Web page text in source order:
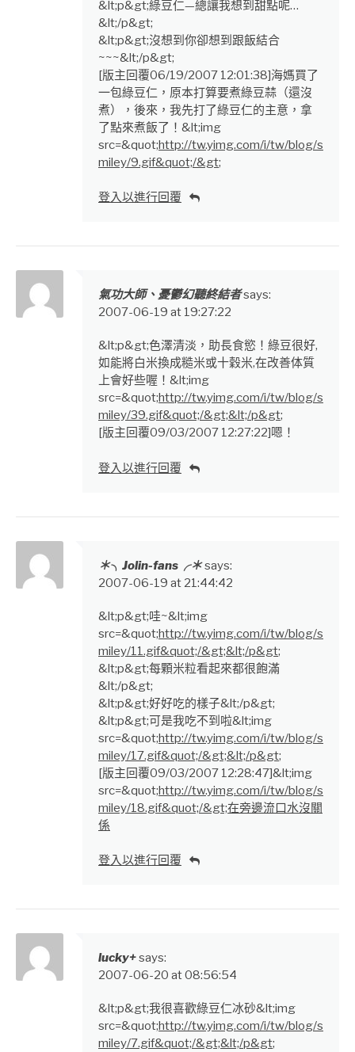
&lt;p&gt;綠豆仁—總讓我想到甜點呢…
&lt;/p&gt;
&lt;p&gt;沒想到你卻想到跟飯結合
~~~&lt;/p&gt;
[版主回覆06/19/2007 12:01:38]海媽買了
一包綠豆仁，原本打算要煮綠豆蒜（還沒
煮），後來，我先打了綠豆仁的主意，拿
了點來煮飯了！&lt;img
src=&quot;http://tw.yimg.com/i/tw/blog/s
miley/9.gif&quot;/&gt;
登入以進行回覆
氣功大師、憂鬱幻聽終結者says:
2007-06-19 at 19:27:22
&lt;p&gt;色澤清淡，助長食慾！綠豆很好,
如能將白米換成糙米或十穀米,在改善体質
上會好些喔！&lt;img
src=&quot;http://tw.yimg.com/i/tw/blog/s
miley/39.gif&quot;/&gt;&lt;/p&gt;
[版主回覆09/03/2007 12:27:22]嗯！
登入以進行回覆
＊╮Jolin-fans╭＊says:
2007-06-19 at 21:44:42
&lt;p&gt;哇~&lt;img
src=&quot;http://tw.yimg.com/i/tw/blog/s
miley/11.gif&quot;/&gt;&lt;/p&gt;
&lt;p&gt;每顆米粒看起來都很飽滿
&lt;/p&gt;
&lt;p&gt;好好吃的樣子&lt;/p&gt;
&lt;p&gt;可是我吃不到啦&lt;img
src=&quot;http://tw.yimg.com/i/tw/blog/s
miley/17.gif&quot;/&gt;&lt;/p&gt;
[版主回覆09/03/2007 12:28:47]&lt;img
src=&quot;http://tw.yimg.com/i/tw/blog/s
miley/18.gif&quot;/&gt;在旁邊流口水沒關
係
登入以進行回覆
lucky+says:
2007-06-20 at 08:56:54
&lt;p&gt;我很喜歡綠豆仁冰砂&lt;img
src=&quot;http://tw.yimg.com/i/tw/blog/s
miley/7.gif&quot;/&gt;&lt;/p&gt;